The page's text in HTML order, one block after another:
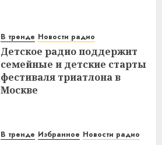
В тренде Новости радио
Детское радио поддержит
семейные и детские старты
фестиваля триатлона в
Москве
В тренде Избранное Новости радио